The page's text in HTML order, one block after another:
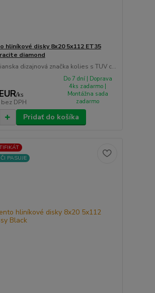
hliníkové disky 8x20 5x112 ET35
diamond
dizajnová značka kolies s TUV c...
/ks
bez DPH
Do 7 dní | Doprava
4ks zadarmo |
Montážna sada
zadarmo
Pridať do košíka
PASUJE